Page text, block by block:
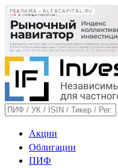
РЕКЛАМА • ALFACAPITAL.RU
Акции
Облигации
ПИФ